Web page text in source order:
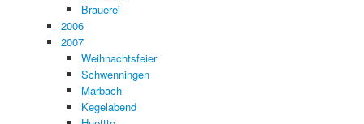
Brauerei
2006
2007
Weihnachtsfeier
Schwenningen
Marbach
Kegelabend